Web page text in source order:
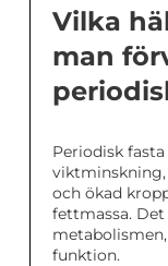
Vilka
man
Periodisk
och ökad
fettmassa.
funktion.